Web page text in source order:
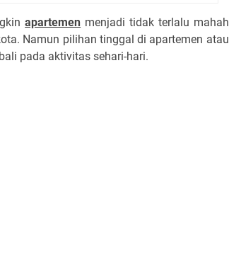
apartemen menjadi tidak terlalu mahah
Namun pilihan tinggal di apartemen atau
pada aktivitas sehari-hari.